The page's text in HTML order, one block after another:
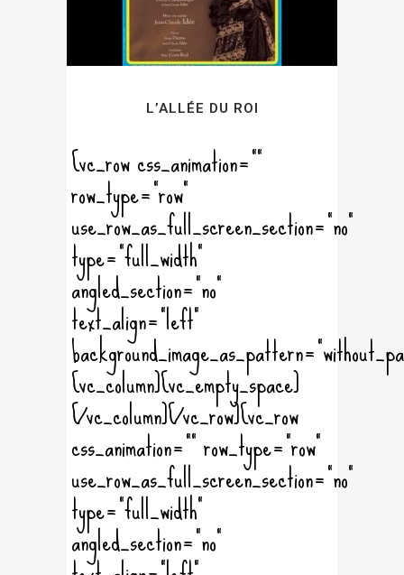
L’ALLÉE DU ROI
[vc_row css_animation=""
row_type="row"
use_row_as_full_screen_section="no"
type="full_width"
angled_section="no"
text_align="left"
[vc_column][vc_empty_space]
[/vc_column][/vc_row][vc_row
css_animation="" row_type="row"
use_row_as_full_screen_section="no"
type="full_width"
angled_section="no"